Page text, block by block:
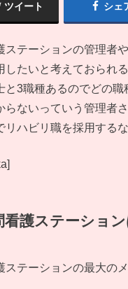
ツイート シェ
ステーションの管理者
したいと考えておられ
と3職種あるのでどの
らないっていう管理者
リハビリ職を採用する
看護ステーショ
ステーションの最大の